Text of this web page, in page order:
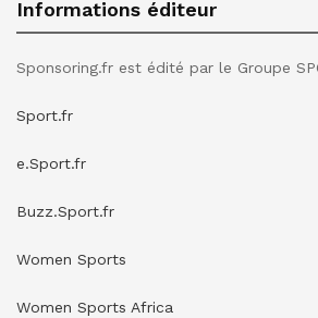
Informations éditeur
Sponsoring.fr est édité par le Groupe
Sport.fr
e.Sport.fr
Buzz.Sport.fr
Women Sports
Women Sports Africa